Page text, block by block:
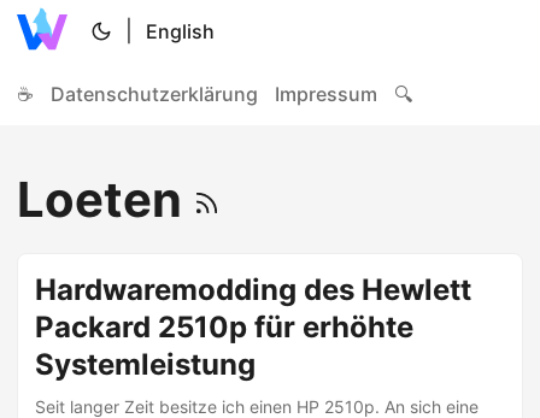
English
☕ Datenschutzerklärung Impressum 🔍
Loeten
Hardwaremodding des Hewlett
Packard 2510p für erhöhte
Systemleistung
Seit langer Zeit besitze ich einen HP 2510p. An sich eine